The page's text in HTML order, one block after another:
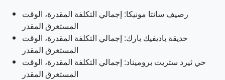
رصيف سانتا مونيكا: إجمالي التكلفة المقدرة، الوقت
المستغرق المقدر
حديقة باديفيك بارك: إجمالي التكلفة المقدرة، الوقت
المستغرق المقدر
حي ثيرد ستريت بروميناد: إجمالي التكلفة المقدرة، الوقت
المستغرق المقدر